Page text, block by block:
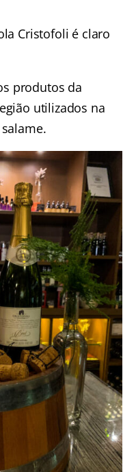
Cristofoli é claro
produtos da
utilizados na